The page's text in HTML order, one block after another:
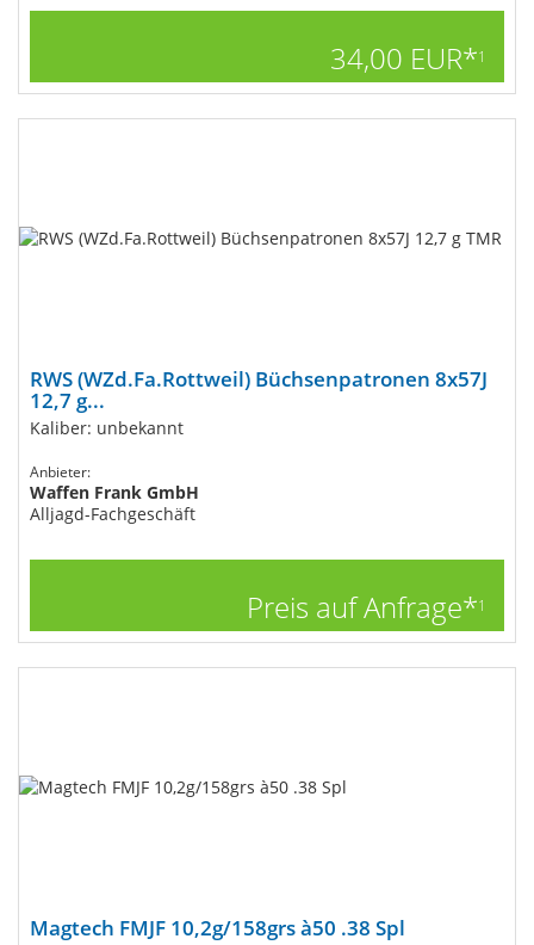
34,00 EUR*1
RWS (WZd.Fa.Rottweil) Büchsenpatronen 8x57J
12,7 g...
Kaliber: unbekannt
Anbieter:
Waffen Frank GmbH
Alljagd-Fachgeschäft
Preis auf Anfrage*1
Magtech FMJF 10,2g/158grs à50 .38 Spl